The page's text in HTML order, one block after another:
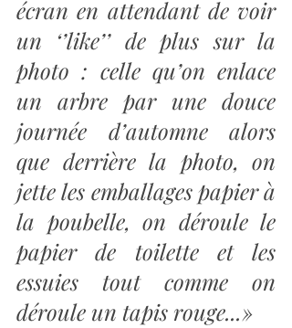
écran en attendant de voir
un ‘’like’’ de plus sur la
photo : celle qu’on enlace
un arbre par une douce
journée d’automne alors
que derrière la photo, on
jette les emballages papier à
la poubelle, on déroule le
papier de toilette et les
essuies tout comme on
déroule un tapis rouge...»